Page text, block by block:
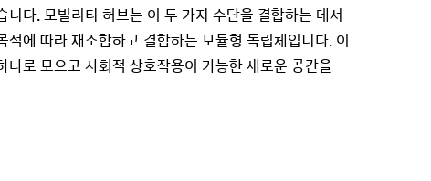
니다. 모빌리티 허브는 이 두 가지 수단을 결합하는 데서
적에 따라 재조합하고 결합하는 모듈형 독립체입니다. 이
나로 모으고 사회적 상호작용이 가능한 새로운 공간을